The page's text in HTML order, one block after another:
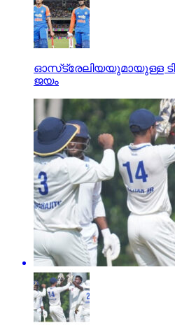
ഓസ്‌ട്രേലിയയുമായുള്ള
ജയം